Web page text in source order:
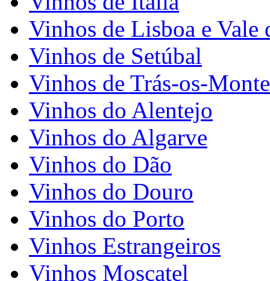
Vinhos de Lisboa e Vale
Vinhos de Setúbal
Vinhos de Trás-os-
Vinhos do Alentejo
Vinhos do Algarve
Vinhos do Dão
Vinhos do Douro
Vinhos do Porto
Vinhos Estrangeiros
Vinhos Moscatel